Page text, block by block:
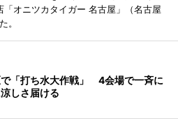
オニツカタイガー 名古屋」（名古屋
。
「打ち水大作戦」 4会場で一斉に
しさ届ける